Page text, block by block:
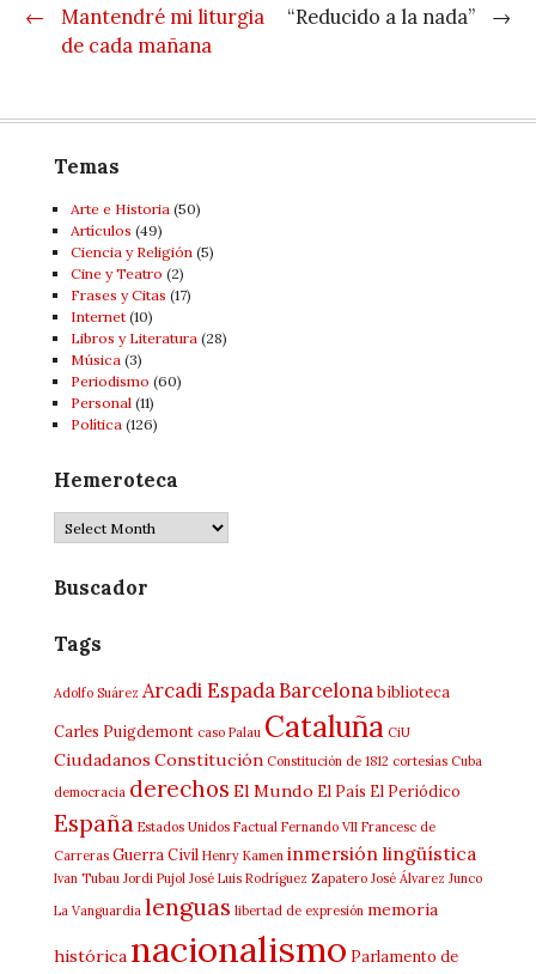
Post navigation
←
Mantendré mi liturgia
de cada mañana
→
“Reducido a la nada”
Temas
Arte e Historia(50)
Artí­culos (49)
Ciencia y Religión(5)
Cine y Teatro (2)
Frases y Citas (17)
Internet(10)
Libros y Literatura(28)
Música(3)
Periodismo (60)
Personal(11)
Política(126)
Hemeroteca
Hemeroteca
Buscador
Tags
Adolfo Suárez Arcadi EspadaBarcelona biblioteca
Carles Puigdemont caso Palau Cataluña CiU
Ciudadanos Constitución Constitución de 1812 cortesías Cuba
democracia derechos El Mundo El País El Periódico
España Estados Unidos Factual Fernando VII Francesc de
Carreras Guerra Civil Henry Kamen inmersión lingüística
Ivan Tubau Jordi Pujol José Luis Rodríguez Zapatero José Álvarez Junco
La Vanguardia lenguas libertad de expresión memoria
histórica nacionalismo Parlamento de